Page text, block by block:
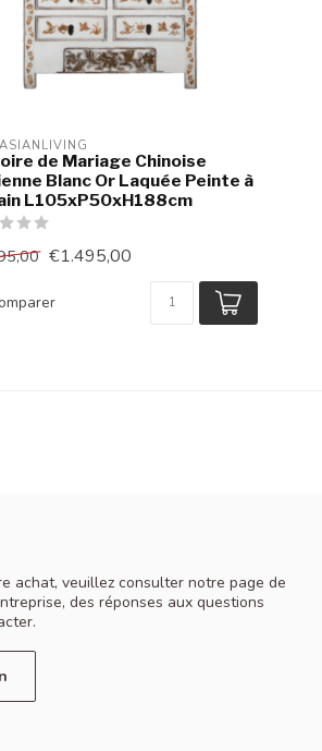
de Mariage Chinoise
Blanc Or Laquée Peinte à
L105xP50xH188cm
€1.495,00
achat, veuillez consulter notre page de
des réponses aux questions